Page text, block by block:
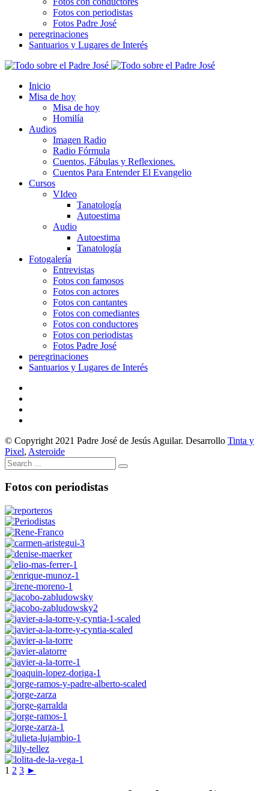
Fotos con periodistas
Fotos Padre José
peregrinaciones
Santuarios y Lugares de Interés
Inicio
Misa de hoy
Misa de hoy
Homilía
Audios
Imagen Radio
Radio Fórmula
Cuentos, Fábulas y Reflexiones.
Cuentos Para Entender El Evangelio
Cursos
VIdeo
Tanatología
Autoestima
Audio
Autoestima
Tanatología
Fotogalería
Entrevistas
Fotos con famosos
Fotos con actores
Fotos con cantantes
Fotos con comediantes
Fotos con conductores
Fotos con periodistas
Fotos Padre José
peregrinaciones
Santuarios y Lugares de Interés
© Copyright 2021 Padre José de Jesús Aguilar. Desarrollo Tinta y
Pixel, Asteroide
Fotos con periodistas
1 2 3 ►